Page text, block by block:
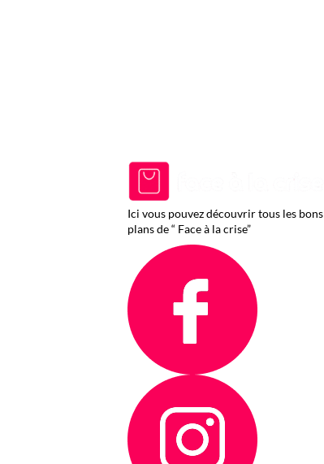
Ici vous pouvez découvrir tous les bons
plans de “ Face à la crise”